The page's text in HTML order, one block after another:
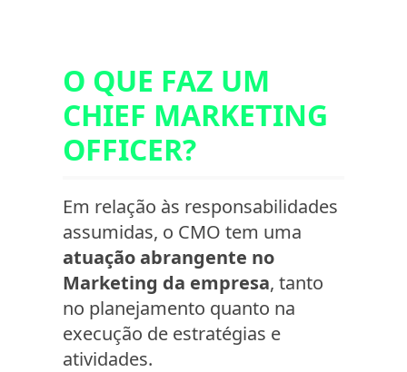
O QUE FAZ UM
CHIEF MARKETING
OFFICER?
Em relação às responsabilidades
assumidas, o CMO tem uma
atuação abrangente no
Marketing da empresa, tanto
no planejamento quanto na
execução de estratégias e
atividades.